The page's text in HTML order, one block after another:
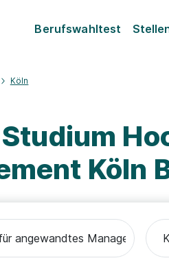
Berufswahltest
Köln
Köln